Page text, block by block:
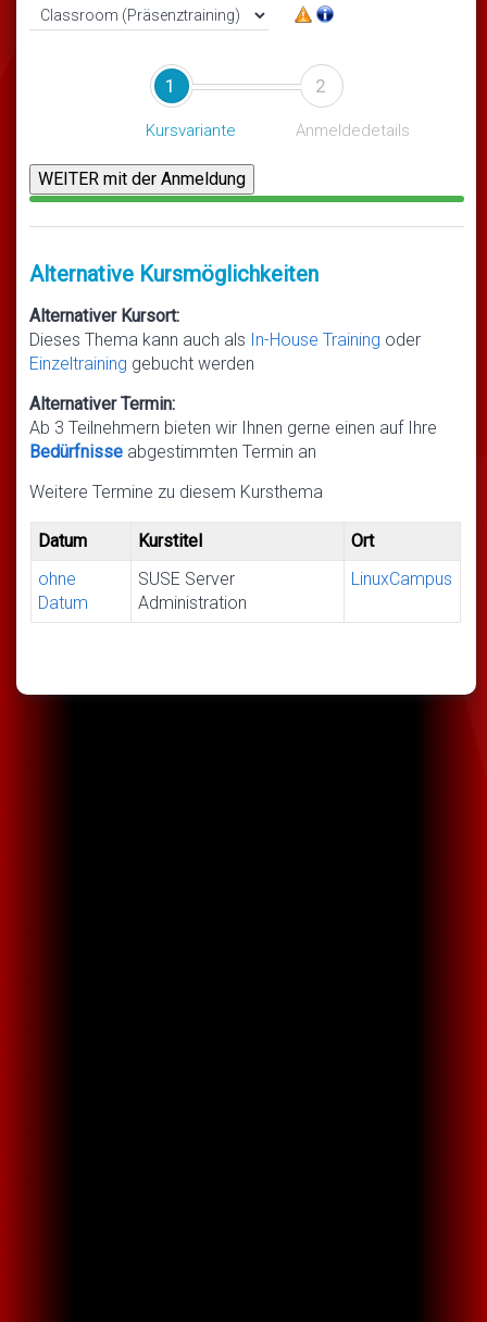
1
Kursvariante
2
Anmeldedetails
Alternative Kursmöglichkeiten
Alternativer Kursort:
Dieses Thema kann auch als In-House Training oder
Einzeltraining gebucht werden
Alternativer Termin:
Ab 3 Teilnehmern bieten wir Ihnen gerne einen auf Ihre
Bedürfnisse abgestimmten Termin an
Weitere Termine zu diesem Kursthema
Datum Kurstitel
Ort
ohne
Datum
SUSE Server
Administration
LinuxCampus